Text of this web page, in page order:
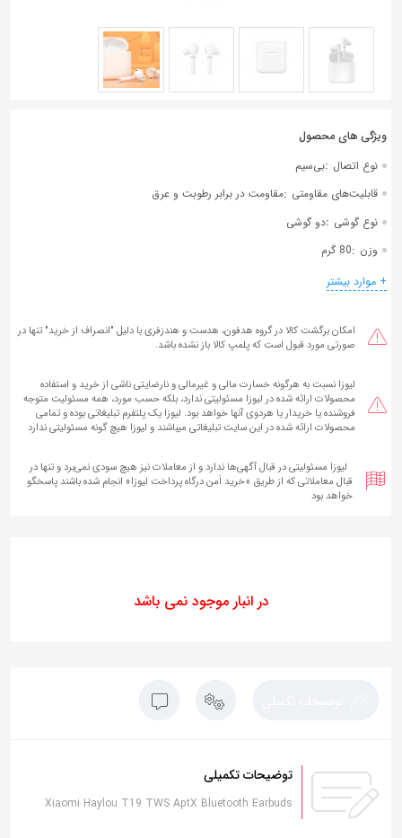
نوع اتصال :بی‌سیم
قابلیت‌های مقاومتی :مقاومت در برابر رطوبت و عرق
نوع گوشی :دو گوشی
وزن :80 گرم
+ موارد بیشتر
امکان برگشت کالا در گروه هدفون، هدست و هندزفری با دلیل "انصراف از خرید" تنها در
صورتی مورد قبول است که پلمپ کالا باز نشده باشد.
لیوزا نسبت به هرگونه خسارت مالی و غیرمالی و نارضایتی ناشی از خرید و استفاده
محصولات ارائه شده در لیوزا مسئولیتی ندارد، بلکه حسب مورد، همه مسئولیت متوجه
فروشنده یا خریدار یا هردوی آنها خواهد بود. لیوزا یک پلتفرم تبلیغاتی بوده و تمامی
محصولات ارائه شده در این سایت تبلیغاتی میباشند و لیوزا هیچ گونه مسئولیتی ندارد
لیوزا مسئولیتی در قبال آگهی‌ها ندارد و از معاملات نیز هیچ سودی نمی‌برد و تنها در
قبال معاملاتی که از طریق «خرید اَمن درگاه پرداخت لیوزا» انجام شده‌ باشند پاسخگو
خواهد بود
در انبار موجود نمی باشد
توضیحات تکمیلی
Xiaomi Haylou T19 TWS AptX Bluetooth Earbuds